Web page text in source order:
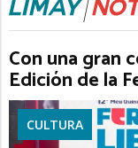
Con una gran
Edición de la
CULTURA